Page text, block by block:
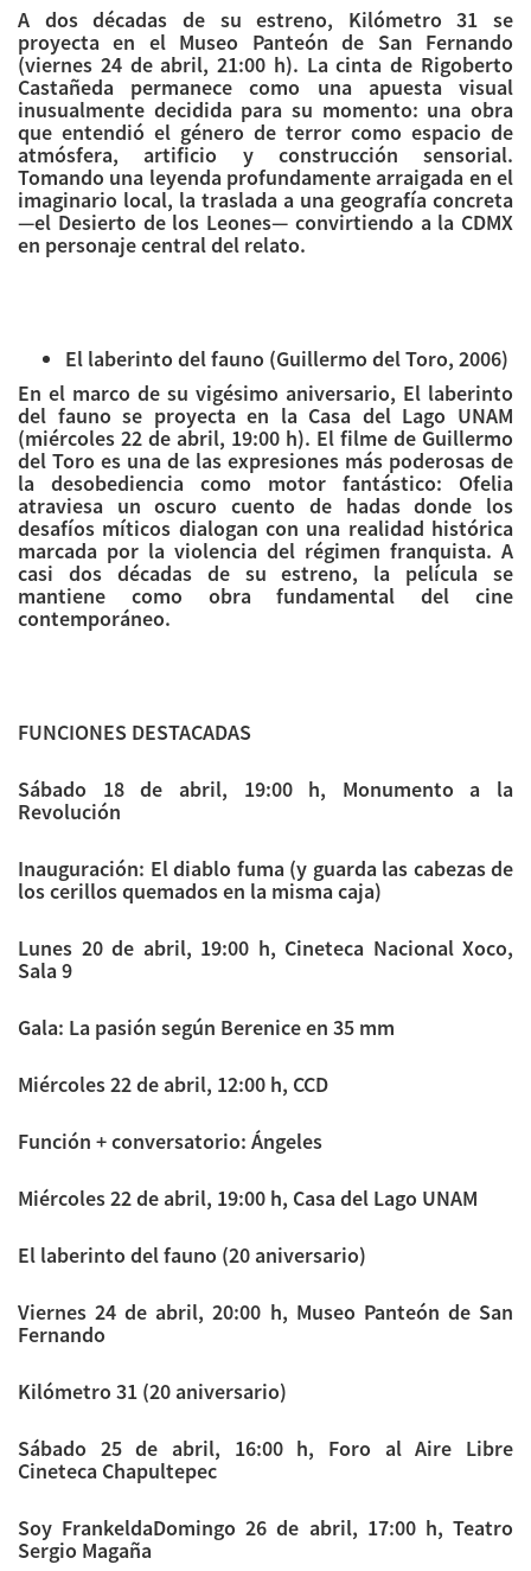
A dos décadas de su estreno, Kilómetro 31 se
proyecta en el Museo Panteón de San Fernando
(viernes 24 de abril, 21:00 h). La cinta de Rigoberto
Castañeda permanece como una apuesta visual
inusualmente decidida para su momento: una obra
que entendió el género de terror como espacio de
atmósfera, artificio y construcción sensorial.
Tomando una leyenda profundamente arraigada en el
imaginario local, la traslada a una geografía concreta
—el Desierto de los Leones— convirtiendo a la CDMX
en personaje central del relato.
El laberinto del fauno (Guillermo del Toro, 2006)
En el marco de su vigésimo aniversario, El laberinto
del fauno se proyecta en la Casa del Lago UNAM
(miércoles 22 de abril, 19:00 h). El filme de Guillermo
del Toro es una de las expresiones más poderosas de
la desobediencia como motor fantástico: Ofelia
atraviesa un oscuro cuento de hadas donde los
desafíos míticos dialogan con una realidad histórica
marcada por la violencia del régimen franquista. A
casi dos décadas de su estreno, la película se
mantiene como obra fundamental del cine
contemporáneo.
FUNCIONES DESTACADAS
Sábado 18 de abril, 19:00 h, Monumento a la
Revolución
Inauguración: El diablo fuma (y guarda las cabezas de
los cerillos quemados en la misma caja)
Lunes 20 de abril, 19:00 h, Cineteca Nacional Xoco,
Sala 9
Gala: La pasión según Berenice en 35 mm
Miércoles 22 de abril, 12:00 h, CCD
Función + conversatorio: Ángeles
Miércoles 22 de abril, 19:00 h, Casa del Lago UNAM
El laberinto del fauno (20 aniversario)
Viernes 24 de abril, 20:00 h, Museo Panteón de San
Fernando
Kilómetro 31 (20 aniversario)
Sábado 25 de abril, 16:00 h, Foro al Aire Libre
Cineteca Chapultepec
Soy FrankeldaDomingo 26 de abril, 17:00 h, Teatro
Sergio Magaña